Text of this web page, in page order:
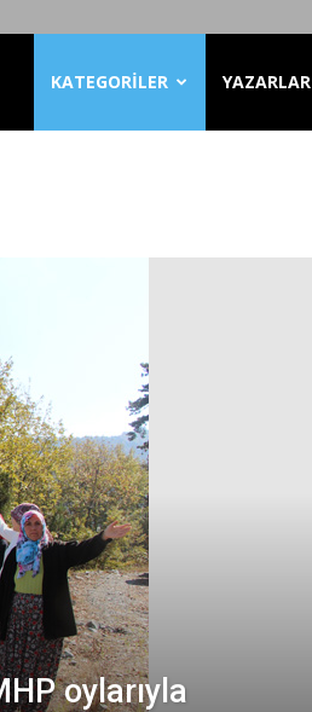
KATEGORİLER YAZARLAR
oylarıyla